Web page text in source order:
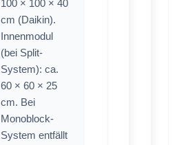
100 × 100 × 40
cm (Daikin).
Innenmodul
(bei Split-
System): ca.
60 × 60 × 25
cm. Bei
Monoblock-
System entfällt